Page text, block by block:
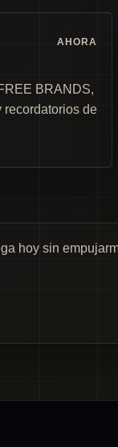
AHORA
BRANDS,
recordatorios de
hoy sin